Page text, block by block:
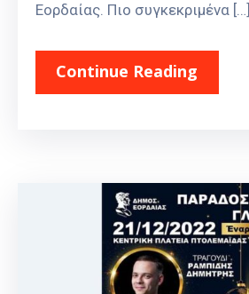
Εορδαίας. Πιο συγκεκριμένα […]
Continue Reading